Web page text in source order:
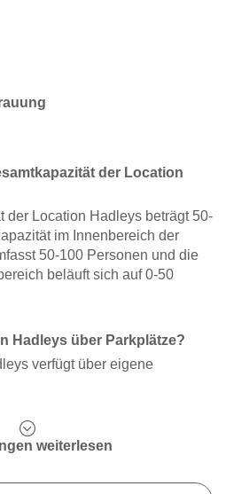
der Location
der Location Hadleys beträgt 50-
im Innenbereich der
50-100 Personen und die
beläuft sich auf 0-50
Hadleys über Parkplätze?
verfügt über eigene
weiterlesen